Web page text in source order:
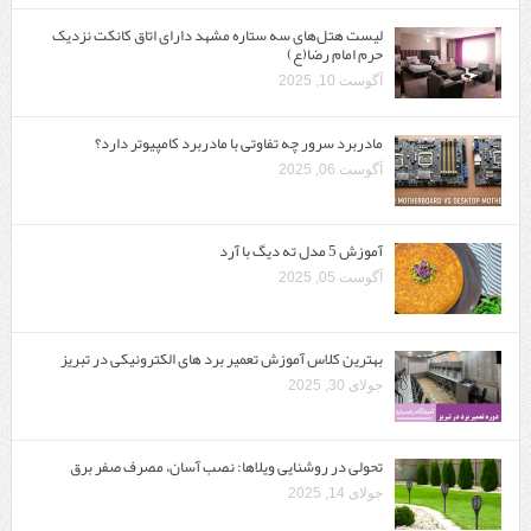
لیست هتل‌های سه ستاره مشهد دارای اتاق کانکت نزدیک
حرم امام رضا(ع)
آگوست 10, 2025
مادربرد سرور چه تفاوتی با مادربرد کامپیوتر دارد؟
آگوست 06, 2025
آموزش 5 مدل ته دیگ با آرد
آگوست 05, 2025
بهترین کلاس آموزش تعمیر برد های الکترونیکی در تبریز
جولای 30, 2025
تحولی در روشنایی ویلاها: نصب آسان، مصرف صفر برق
جولای 14, 2025